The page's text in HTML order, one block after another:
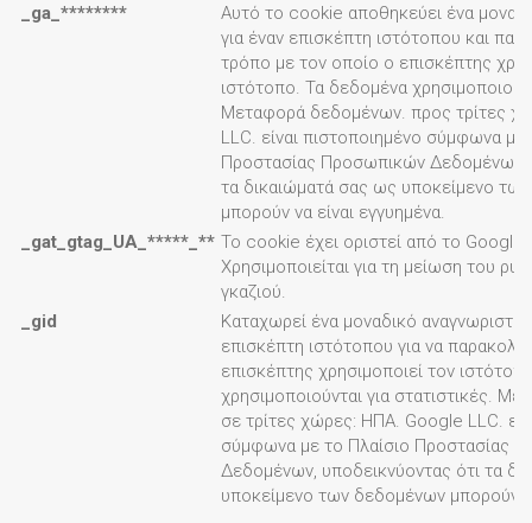
_ga_********
Αυτό το cookie αποθηκεύει ένα
για έναν επισκέπτη ιστότοπου και
τρόπο με τον οποίο ο επισκέπτης
ιστότοπο. Τα δεδομένα
Μεταφορά δεδομένων. προς τρίτες
LLC. είναι πιστοποιημένο σύμφωνα με
Προστασίας Προσωπικών Δεδομένων,
τα δικαιώματά σας ως υποκείμενο
μπορούν να είναι εγγυημένα.
_gat_gtag_UA_*****_** Το cookie έχει οριστεί από το Google
Χρησιμοποιείται για τη μείωση του
γκαζιού.
_gid
Καταχωρεί ένα μοναδικό
επισκέπτη ιστότοπου για να
επισκέπτης χρησιμοποιεί τον
χρησιμοποιούνται για στατιστικές.
σε τρίτες χώρες: ΗΠΑ. Google LLC.
σύμφωνα με το Πλαίσιο Προστασίας
Δεδομένων, υποδεικνύοντας ότι τα
υποκείμενο των δεδομένων μπορούν